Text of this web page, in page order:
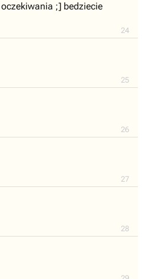
24
;] bedziecie
25
26
27
28